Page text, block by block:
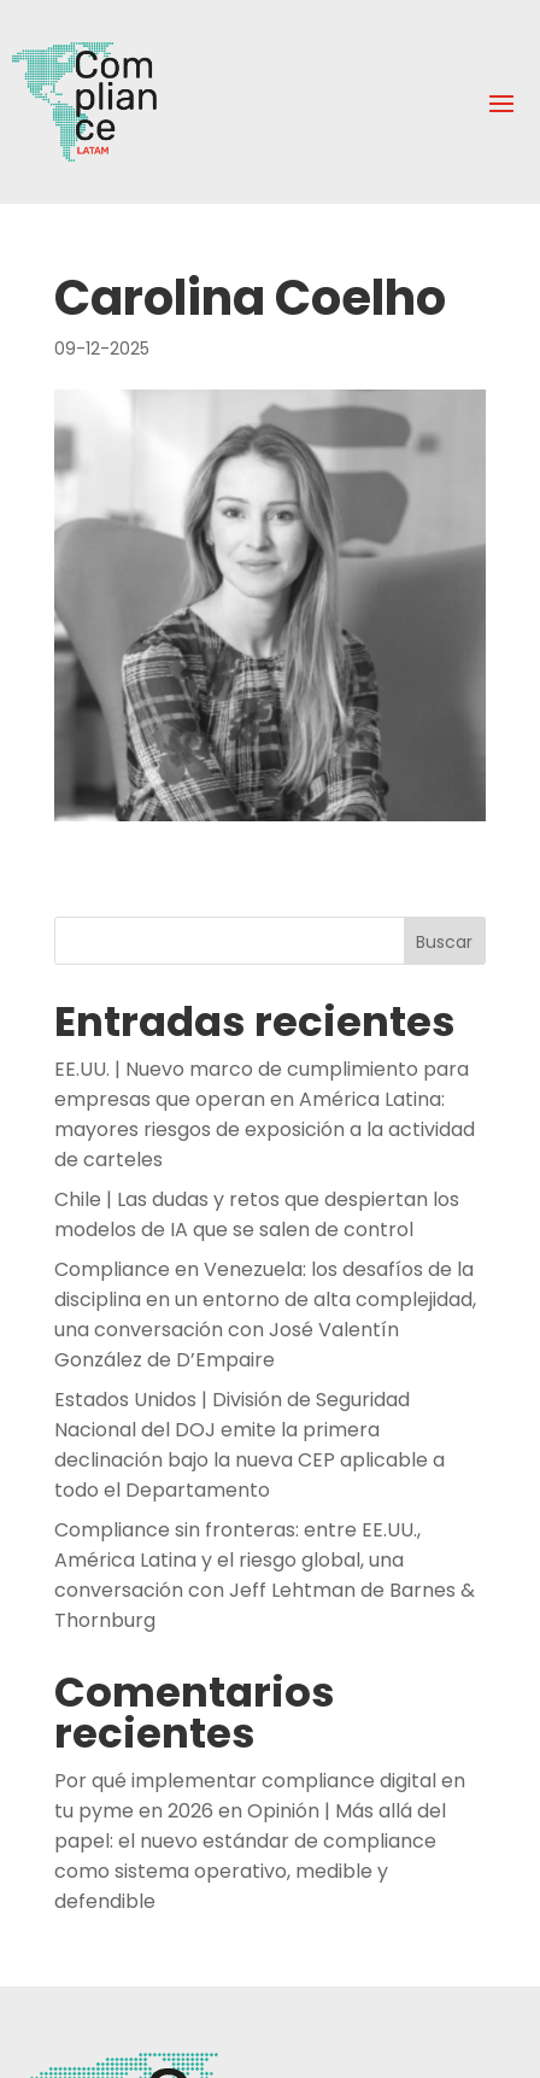
Carolina Coelho
09-12-2025
Buscar
Entradas recientes
EE.UU. | Nuevo marco de cumplimiento para
empresas que operan en América Latina:
mayores riesgos de exposición a la actividad
de carteles
Chile | Las dudas y retos que despiertan los
modelos de IA que se salen de control
Compliance en Venezuela: los desafíos de la
disciplina en un entorno de alta complejidad,
una conversación con José Valentín
González de D’Empaire
Estados Unidos | División de Seguridad
Nacional del DOJ emite la primera
declinación bajo la nueva CEP aplicable a
todo el Departamento
Compliance sin fronteras: entre EE.UU.,
América Latina y el riesgo global, una
conversación con Jeff Lehtman de Barnes &
Thornburg
Comentarios
recientes
Por qué implementar compliance digital en
tu pyme en 2026 en Opinión | Más allá del
papel: el nuevo estándar de compliance
como sistema operativo, medible y
defendible